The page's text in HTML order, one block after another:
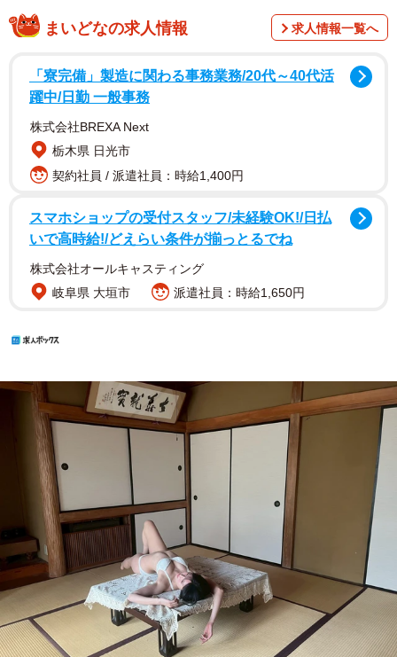
まいどなの求人情報 求人情報一覧へ
「寮完備」製造に関わる事務業務/20代～40代活
躍中/日勤 一般事務
株式会社BREXA Next
栃木県 日光市
契約社員 / 派遣社員：時給1,400円
スマホショップの受付スタッフ/未経験OK!/日払
いで高時給!/どえらい条件が揃っとるでね
株式会社オールキャスティング
岐阜県 大垣市
派遣社員：時給1,650円